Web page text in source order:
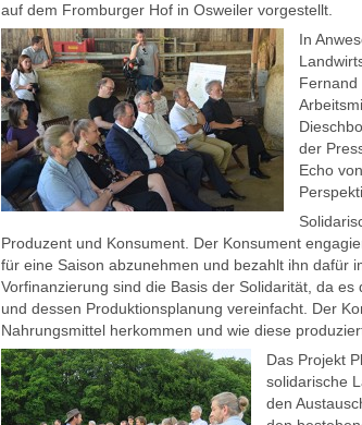
auf dem Fromburger Hof in Osweiler vorgestellt.
In
Fernand
der
Echo
Produzent und Konsument. Der Konsument
für eine Saison abzunehmen und bezahlt ihn dafür
Vorfinanzierung sind die Basis der Solidarität, da
und dessen Produktionsplanung vereinfacht. Der
Nahrungsmittel herkommen und wie diese
Das Projekt
solidarische
den